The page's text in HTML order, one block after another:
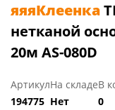
яяяКлеенка
нетканой
20м AS-080D
Артикул
194775
На складе
Нет
В
0